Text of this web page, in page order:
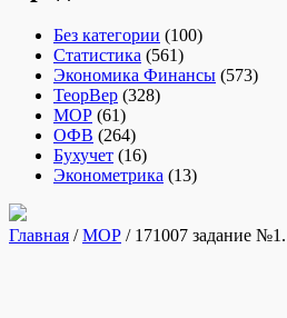
Без категории (100)
Статистика (561)
Экономика Финансы (573)
ТеорВер (328)
МОР (61)
ОФВ (264)
Бухучет (16)
Эконометрика (13)
Главная /МОР / 171007 задание